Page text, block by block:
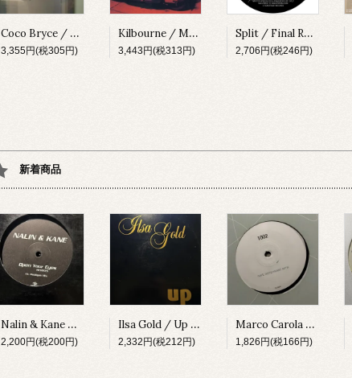
Coco Bryce / My Space [PRSPCT299][2023]
3,355円(税305円)
Kilbourne / Milkshake [PRSPCT304][2023]
3,443円(税313円)
Split / Final Round EP [SUBV03][2023]
2,706円(税246円)
新着商品
Nalin & Kane / Open Your Eyes (Remixes) [URBDJ2042][1999]
2,200円(税200円)
Ilsa Gold / Up [GIANT13][2002]
2,332円(税212円)
Marco Carola / 1002 (Hertz Compressed Remix) [ELPREMIX01][2005]
1,826円(税166円)